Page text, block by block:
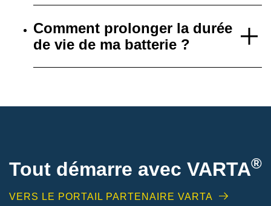
Comment prolonger la durée
de vie de ma batterie ?
Tout démarre avec VARTA®
VERS LE PORTAIL PARTENAIRE VARTA